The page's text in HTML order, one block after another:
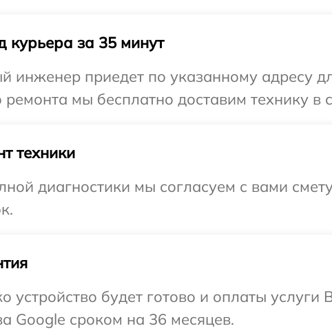
курьера за 35 минут
инженер приедет по указанному адресу
мы бесплатно доставим технику в
техники
диагностики мы согласуем с вами
устройство будет готово и оплаты
Google сроком на 36 месяцев.